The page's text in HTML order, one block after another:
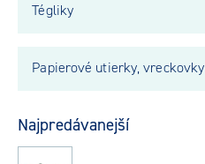
Tégliky
Papierové utierky, vreckovky
Najpredávanejší